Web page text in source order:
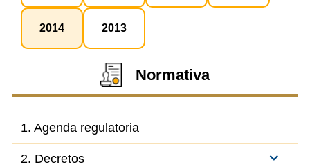
2014 2013
Normativa
1. Agenda regulatoria
2. Decretos